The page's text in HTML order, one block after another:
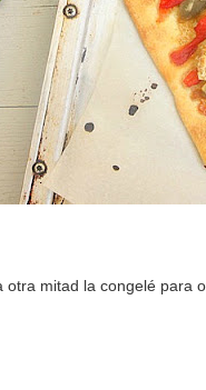
otra mitad la congelé para